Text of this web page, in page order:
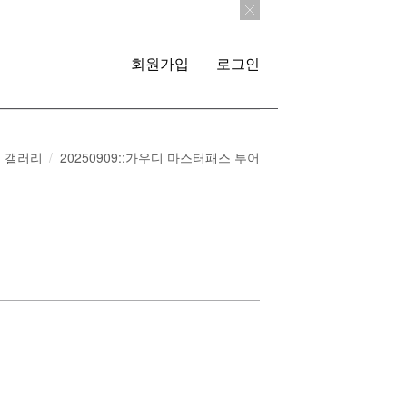
회원가입 로그인
갤러리 20250909::가우디 마스터패스 투어